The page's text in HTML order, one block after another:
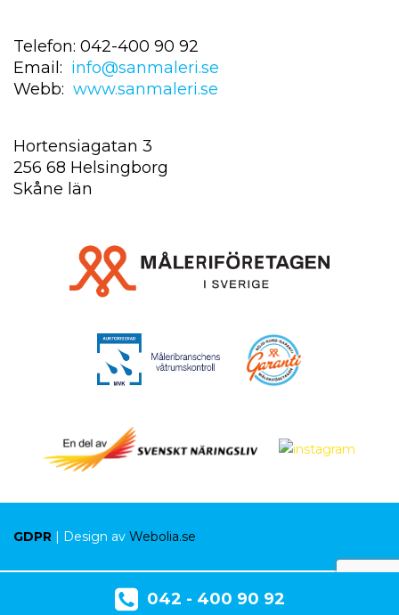
Telefon: 042-400 90 92
Email: info@sanmaleri.se
Webb: www.sanmaleri.se
Hortensiagatan 3
256 68 Helsingborg
Skåne län
GDPR | Design av Webolia.se
042 - 400 90 92